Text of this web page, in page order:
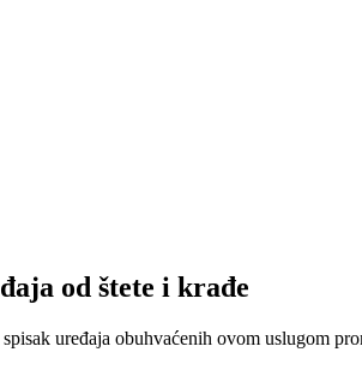
od štete i krađe
uređaja obuhvaćenih ovom uslugom